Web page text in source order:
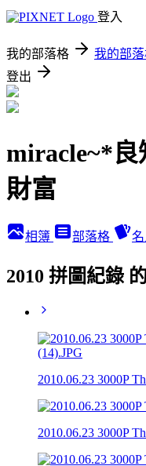
登入
我的部落格 我的部
登出
miracle~*
財富
相簿 部落格 名
2010 拼圖紀錄
2010.06.23 3000P
2010.06.23 3000P